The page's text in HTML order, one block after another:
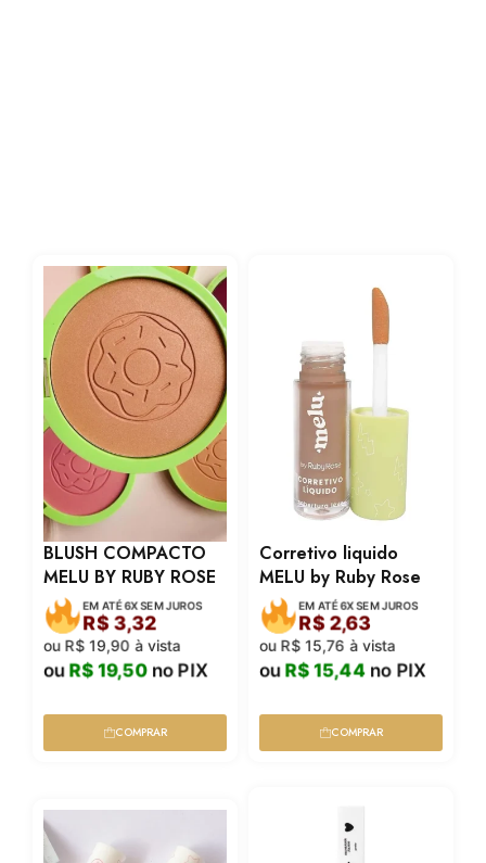
BLUSH COMPACTO
MELU BY RUBY ROSE
EM ATÉ 6X SEM JUROS
R$3,32
ou R$19,90à vista
ouR$19,50 no PIX
COMPRAR
Corretivo liquido
MELU by Ruby Rose
EM ATÉ 6X SEM JUROS
R$2,63
ou R$15,76 à vista
ouR$15,44 no PIX
COMPRAR